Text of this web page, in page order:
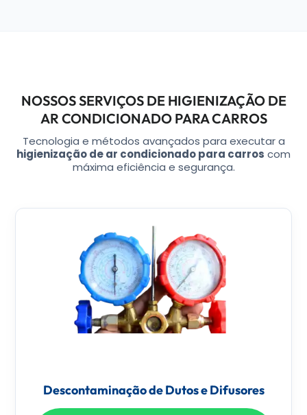
NOSSOS SERVIÇOS DE HIGIENIZAÇÃO DE
AR CONDICIONADO PARA CARROS
Tecnologia e métodos avançados para executar a
higienização de ar condicionado para carros com
máxima eficiência e segurança.
Descontaminação de Dutos e Difusores